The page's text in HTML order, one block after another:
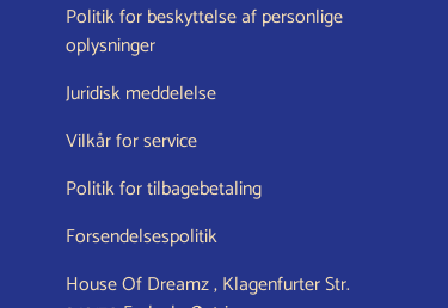
Politik for beskyttelse af personlige
oplysninger
Juridisk meddelelse
Vilkår for service
Politik for tilbagebetaling
Forsendelsespolitik
House Of Dreamz , Klagenfurter Str.